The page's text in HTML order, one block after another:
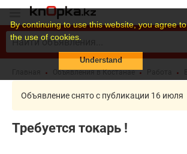
By continuing to use this website, you agree to
the use of cookies.
Understand
Объявления в Костанае
Объявление снято с публикации 16 июля
Требуется токарь !